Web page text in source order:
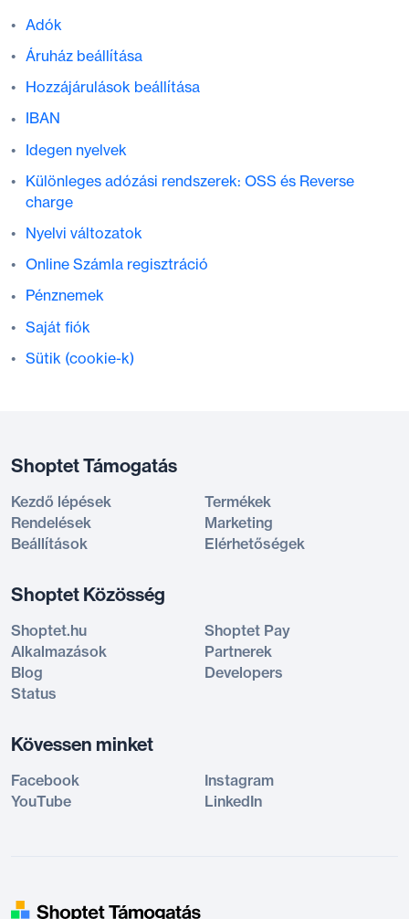
Adók
Áruház beállítása
Hozzájárulások beállítása
IBAN
Idegen nyelvek
Különleges adózási rendszerek: OSS és Reverse
charge
Nyelvi változatok
Online Számla regisztráció
Pénznemek
Saját fiók
Sütik (cookie-k)
Shoptet Támogatás
Kezdő lépések
Termékek
Rendelések
Marketing
Beállítások
Elérhetőségek
Shoptet Közösség
Shoptet.hu
Shoptet Pay
Alkalmazások
Partnerek
Blog
Developers
Status
Kövessen minket
Facebook
Instagram
YouTube
LinkedIn